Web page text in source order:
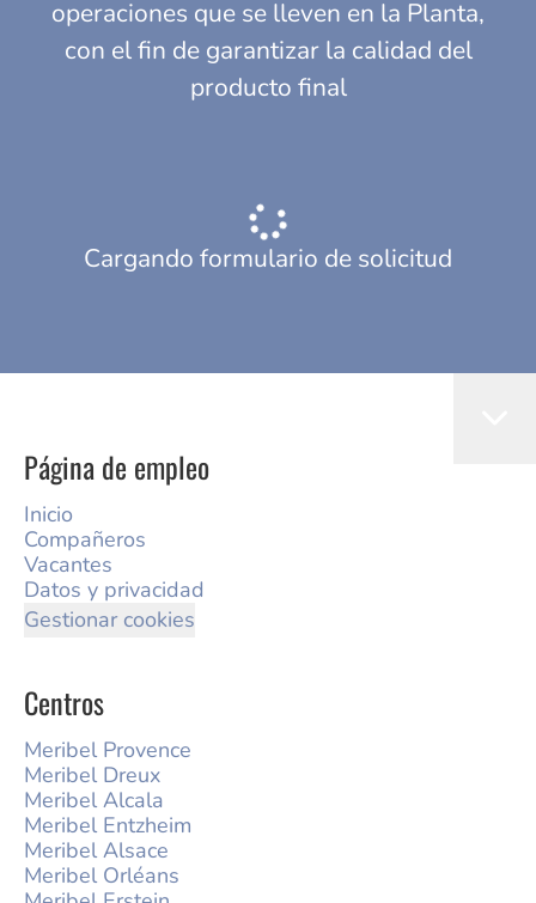
operaciones que se lleven en la Planta,
con el fin de garantizar la calidad del
producto final
Cargando formulario de solicitud
Página de empleo
Inicio
Compañeros
Vacantes
Datos y privacidad
Gestionar cookies
Centros
Meribel Provence
Meribel Dreux
Meribel Alcala
Meribel Entzheim
Meribel Alsace
Meribel Orléans